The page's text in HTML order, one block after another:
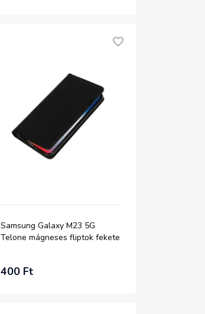
Samsung Galaxy M23 5G
Telone mágneses fliptok fekete
400 Ft